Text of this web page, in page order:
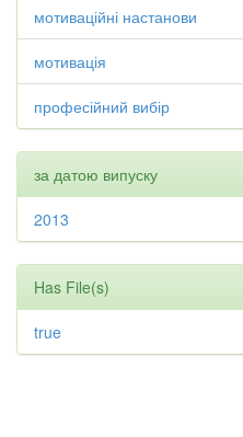
мотиваційні настанови
мотивація
професійний вибір
за датою випуску
2013
Has File(s)
true